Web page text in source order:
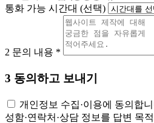
통화 가능 시간대 (선택)
2 문의 내용 *
3 동의하고 보내기
개인정보 수집·이용에 동의합
성함·연락처·상담 정보를 답변 목